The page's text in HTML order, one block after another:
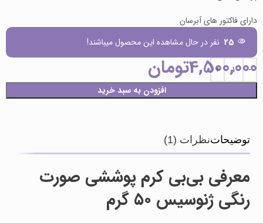
دارای فاکتور های آبرسان
25 نفر در حال مشاهده این محصول میباشند!
4,500,000تومان
افزودن به سبد خرید
توضیحاتنظرات (1)
معرفی بی‌بی کرم پوششی صورت
رنگی ژنوسیس ۵۰ گرم